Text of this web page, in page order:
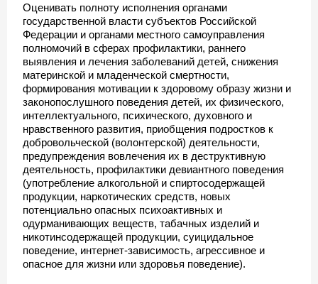
Оценивать полноту исполнения органами
государственной власти субъектов Российской
Федерации и органами местного самоуправления
полномочий в сферах профилактики, раннего
выявления и лечения заболеваний детей, снижения
материнской и младенческой смертности,
формирования мотивации к здоровому образу жизни и
законопослушного поведения детей, их физического,
интеллектуального, психического, духовного и
нравственного развития, приобщения подростков к
добровольческой (волонтерской) деятельности,
предупреждения вовлечения их в деструктивную
деятельность, профилактики девиантного поведения
(употребление алкогольной и спиртосодержащей
продукции, наркотических средств, новых
потенциально опасных психоактивных и
одурманивающих веществ, табачных изделий и
никотинсодержащей продукции, суицидальное
поведение, интернет-зависимость, агрессивное и
опасное для жизни или здоровья поведение).